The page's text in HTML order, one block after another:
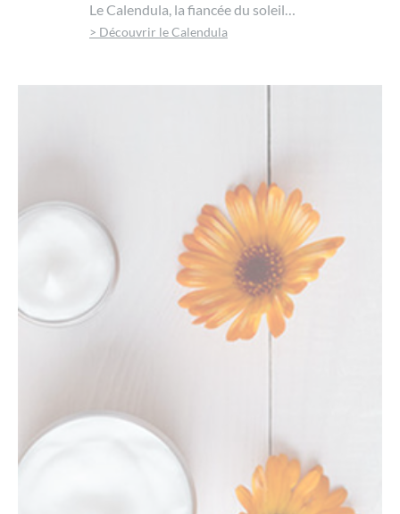
Le Calendula, la fiancée du soleil…
> Découvrir le Calendula